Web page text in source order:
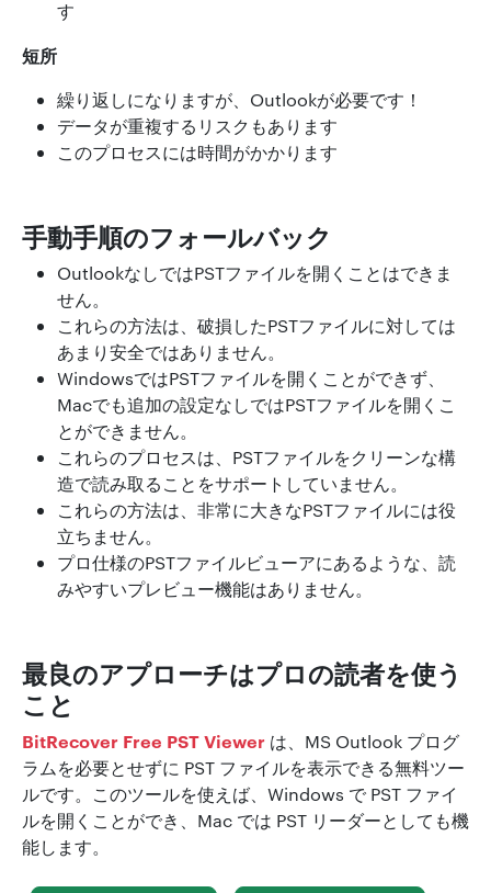
す
短所
繰り返しになりますが、Outlookが必要です！
データが重複するリスクもあります
このプロセスには時間がかかります
手動手順のフォールバック
OutlookなしではPSTファイルを開くことはできま
せん。
これらの方法は、破損したPSTファイルに対しては
あまり安全ではありません。
WindowsではPSTファイルを開くことができず、
Macでも追加の設定なしではPSTファイルを開くこ
とができません。
これらのプロセスは、PSTファイルをクリーンな構
造で読み取ることをサポートしていません。
これらの方法は、非常に大きなPSTファイルには役
立ちません。
プロ仕様のPSTファイルビューアにあるような、読
みやすいプレビュー機能はありません。
最良のアプローチはプロの読者を使う
こと
BitRecover Free PST Viewer は、MS Outlook プログ
ラムを必要とせずに PST ファイルを表示できる無料ツー
ルです。このツールを使えば、Windows で PST ファイ
ルを開くことができ、Mac では PST リーダーとしても機
能します。